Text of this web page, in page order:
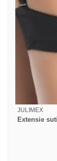
JULIMEX
Extensie